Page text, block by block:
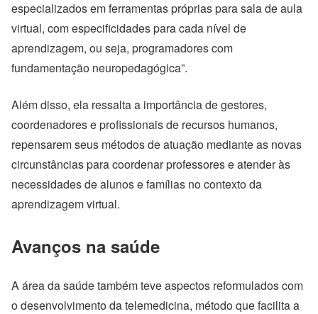
especializados em ferramentas próprias para sala de aula
virtual, com especificidades para cada nível de
aprendizagem, ou seja, programadores com
fundamentação neuropedagógica”.
Além disso, ela ressalta a importância de gestores,
coordenadores e profissionais de recursos humanos,
repensarem seus métodos de atuação mediante as novas
circunstâncias para coordenar professores e atender às
necessidades de alunos e famílias no contexto da
aprendizagem virtual.
Avanços na saúde
A área da saúde também teve aspectos reformulados com
o desenvolvimento da telemedicina, método que facilita a